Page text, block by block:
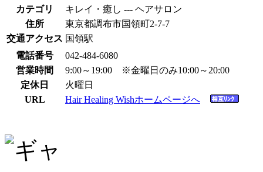
カテゴリ
キレイ・癒し --- ヘアサロン
住所
東京都調布市国領町2-7-7
交通アクセス 国領駅
電話番号
042-484-6080
営業時間
9:00～19:00 ※金曜日のみ10:00～20:00
定休日
火曜日
URL
Hair Healing Wishホームページへ